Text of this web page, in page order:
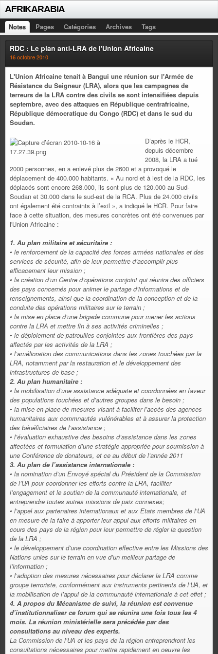
AFRIKARABIA
Notes Pages Catégories Archives Tags
RDC : Le plan anti-LRA de l'Union Africaine
16 octobre 2010
L'Union Africaine tenait à Bangui une réunion sur l'Armée de
Résistance du Seigneur (LRA), alors que les campagnes de
terreurs de la LRA contre des civils se sont intensifiées depuis
septembre, avec des attaques en République centrafricaine,
République démocratique du Congo (RDC) et dans le sud du
Soudan.
D’après le HCR,
depuis décembre
2008, la LRA a tué
2000 personnes, en a enlevé plus de 2600 et a provoqué le
déplacement de 400.000 habitants. « Au nord et à lest de la RDC, les
déplacés sont encore 268.000, ils sont plus de 120.000 au Sud-
Soudan et 30.000 dans le sud-est de la RCA. Plus de 24.000 civils
ont également été contraints à l’exil », a indiqué le HCR. Pour faire
face à cette situation, des mesures concrètes ont été convenues par
l'Union Africaine :
1. Au plan militaire et sécuritaire :
• le renforcement de la capacité des forces armées nationales et des
services de sécurité, afin de leur permettre d’accomplir plus
efficacement leur mission ;
• la création d’un Centre d’opérations conjoint qui réunira des officiers
des pays concernés pour animer le partage d’informations et de
renseignements, ainsi que la coordination de la conception et de la
conduite des opérations militaires sur le terrain ;
• la mise en place d’une brigade commune pour mener les actions
contre la LRA et mettre fin à ses activités criminelles ;
• le déploiement de patrouilles conjointes aux frontières des pays
affectés par les activités de la LRA ;
• l’amélioration des communications dans les zones touchées par la
LRA, notamment par la restauration et le développement des
infrastructures de base ;
2. Au plan humanitaire :
• la mobilisation d’une assistance adéquate et coordonnées en faveur
des populations touchées et d’autres groupes dans le besoin ;
• la mise en place de mesures visant à faciliter l’accès des agences
humanitaires aux commnautés vulénérables et à assurer la protection
des bénéficiaires de l’assistance ;
• l’évaluation exhaustive des besoins d’assistance dans les zones
affectées et formulation d’une stratégie appropriée pour soumission à
une Conférence de donateurs, et ce au début de l’année 2011
3. Au plan de l’assistance internationale :
• la nomination d’un Envoyé spécial du Président de la Commission
de l’UA pour coordonner les efforts contre la LRA, faciliter
l’engagement et le soutien de la communauté internationale, et
entreprendre toutes autres missions de paix connexes;
• l’appel aux partenaires internationaux et aux Etats membres de l’UA
en mesure de la faire à apporter leur appui aux efforts militaires en
cours des pays de la région pour leur permettre de régler la question
de la LRA ;
• le développement d’une coordination effective entre les Missions des
Nations unies sur le terrain en vue d’un meilleur partage de
l’information ;
• l’adoption des mesures nécessaires pour déclarer la LRA comme
groupe terroriste, conformément aux instruments pertinents de l’UA, et
la mobilisation de l’appui de la communauté internationale à cet effet ;
4. A propos du Mécanisme de suivi, la réunion est convenue
d’institutionnaliser ce forum qui se réunira une fois tous les 4
mois. La réunion ministérielle sera précédée par des
consultations au niveau des experts.
La Commission de l’UA et les pays de la région entreprendront les
consultations nécessaires pour mettre rapidement en oeuvre les